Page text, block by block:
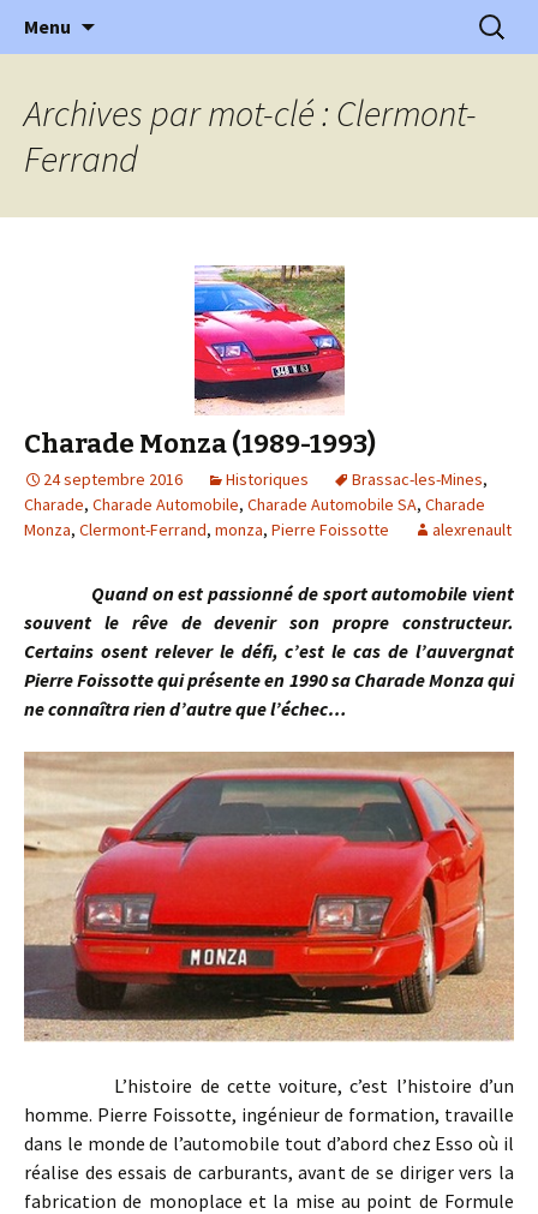
l'Automobile Ancienne
l'automobile ancienne : articles, historiques
…
Menu
Archives par mot-clé : Clermont-
Ferrand
Charade Monza (1989-1993)
24 septembre 2016 Historiques Brassac-les-Mines,
Charade, Charade Automobile, Charade Automobile SA, Charade
Monza, Clermont-Ferrand, monza, Pierre Foissotte alexrenault
Quand on est passionné de sport automobile vient
souvent le rêve de devenir son propre constructeur.
Certains osent relever le défi, c’est le cas de l’auvergnat
Pierre Foissotte qui présente en 1990 sa Charade Monza qui
ne connaîtra rien d’autre que l’échec…
L’histoire de cette voiture, c’est l’histoire d’un
homme. Pierre Foissotte, ingénieur de formation, travaille
dans le monde de l’automobile tout d’abord chez Esso où il
réalise des essais de carburants, avant de se diriger vers la
fabrication de monoplace et la mise au point de Formule